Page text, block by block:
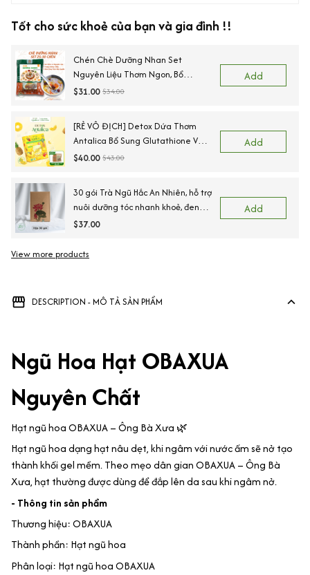
Tốt cho sức khoẻ của bạn và gia đình !!
Chén Chè Dưỡng Nhan Set
Nguyên Liệu Thơm Ngon, Bổ
Dưỡng 25 Chén NHALAM FOOD (
$31.00 $34.00
Add
[RẺ VÔ ĐỊCH] Detox Dứa Thơm
Antalica Bổ Sung Glutathione Và
VitaminC, Thơm Ngon Hộp, 20 Gói
$40.00 $43.00
Add
30 gói Trà Ngũ Hắc An Nhiên, hỗ trợ
nuôi dưỡng tóc nhanh khoẻ, đen
tóc, tóc rụng yếu,Nguyên liệu sấy
$37.00
Add
View more products
DESCRIPTION - MÔ TẢ SẢN PHẨM
Ngũ Hoa Hạt OBAXUA
Nguyên Chất
Hạt ngũ hoa OBAXUA – Ông Bà Xưa 🌿
Hạt ngũ hoa dạng hạt nâu dẹt, khi ngâm với nước ấm sẽ nở tạo
thành khối gel mềm. Theo mẹo dân gian OBAXUA – Ông Bà
Xưa, hạt thường được dùng để đắp lên da sau khi ngâm nở.
- Thông tin sản phẩm
Thương hiệu: OBAXUA
Thành phần: Hạt ngũ hoa
Phân loại: Hạt ngũ hoa OBAXUA